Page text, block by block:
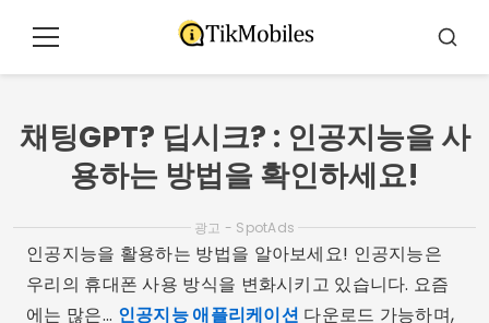
메
검
채팅GPT? 딥시크? : 인공지능을 사
용하는 방법을 확인하세요!
광고 - SpotAds
인공지능을 활용하는 방법을 알아보세요! 인공지능은
우리의 휴대폰 사용 방식을 변화시키고 있습니다. 요즘
에는 많은... 인공지능 애플리케이션 다운로드 가능하며,